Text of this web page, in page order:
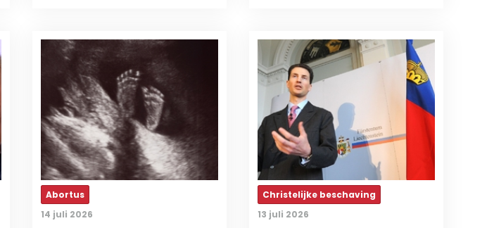
Abortus
14 juli 2026
Christelijke beschaving
13 juli 2026